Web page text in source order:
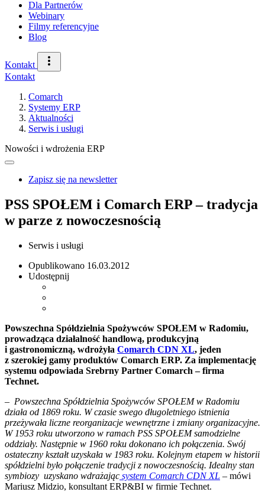
Dla Partnerów
Webinary
Filmy referencyjne
Blog
Kontakt
Kontakt
Comarch
Systemy ERP
Aktualności
Serwis i usługi
Nowości i wdrożenia ERP
Zapisz się na newsletter
PSS SPOŁEM i Comarch ERP – tradycja
w parze z nowoczesnością
Serwis i usługi
Opublikowano 16.03.2012
Udostępnij
Powszechna Spółdzielnia Spożywców SPOŁEM w Radomiu,
prowadząca działalność handlową, produkcyjną
i gastronomiczną, wdrożyła Comarch CDN XL, jeden
z szerokiej gamy produktów Comarch ERP. Za implementację
systemu odpowiada Srebrny Partner Comarch – firma
Technet.
– Powszechna Spółdzielnia Spożywców SPOŁEM w Radomiu
działa od 1869 roku. W czasie swego długoletniego istnienia
przeżywała liczne reorganizacje wewnętrzne i zmiany organizacyjne.
W 1953 roku utworzono w ramach PSS SPOŁEM samodzielne
oddziały. Następnie w 1960 roku dokonano ich połączenia. Swój
ostateczny kształt uzyskała w 1983 roku. Kolejnym etapem w historii
spółdzielni było połączenie tradycji z nowoczesnością. Idealny stan
symbiozy uzyskano wdrażając system Comarch CDN XL – mówi
Mariusz Midzio, konsultant ERP&BI w firmie Technet.